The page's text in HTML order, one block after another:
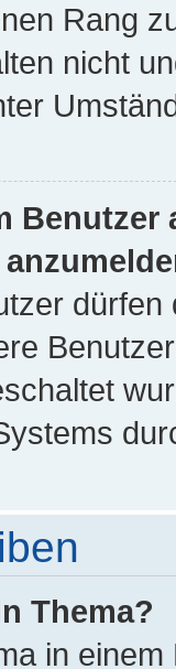
Rang
nicht
Thema?
in